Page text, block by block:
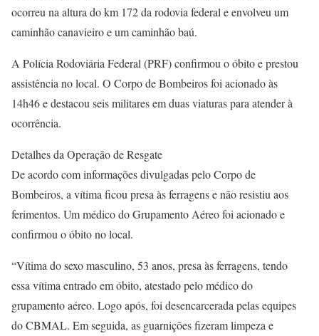
ocorreu na altura do km 172 da rodovia federal e envolveu um
caminhão canavieiro e um caminhão baú.
A Polícia Rodoviária Federal (PRF) confirmou o óbito e prestou
assistência no local. O Corpo de Bombeiros foi acionado às
14h46 e destacou seis militares em duas viaturas para atender à
ocorrência.
Detalhes da Operação de Resgate
De acordo com informações divulgadas pelo Corpo de
Bombeiros, a vítima ficou presa às ferragens e não resistiu aos
ferimentos. Um médico do Grupamento Aéreo foi acionado e
confirmou o óbito no local.
“Vítima do sexo masculino, 53 anos, presa às ferragens, tendo
essa vítima entrado em óbito, atestado pelo médico do
grupamento aéreo. Logo após, foi desencarcerada pelas equipes
do CBMAL. Em seguida, as guarnições fizeram limpeza e